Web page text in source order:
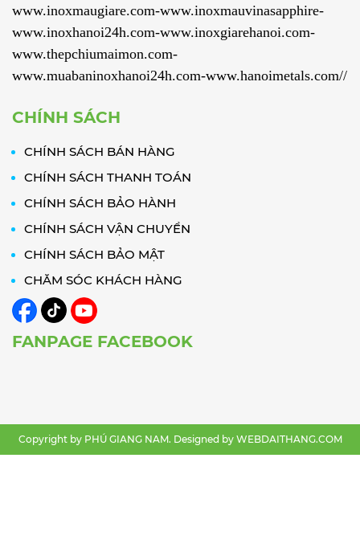
www.inoxmaugiare.com-www.inoxmauvinasapphire-
www.inoxhanoi24h.com-www.inoxgiarehanoi.com-
www.thepchiumaimon.com-
www.muabaninoxhanoi24h.com-www.hanoimetals.com//
CHÍNH SÁCH
CHÍNH SÁCH BÁN HÀNG
CHÍNH SÁCH THANH TOÁN
CHÍNH SÁCH BẢO HÀNH
CHÍNH SÁCH VẬN CHUYỂN
CHÍNH SÁCH BẢO MẬT
CHĂM SÓC KHÁCH HÀNG
FANPAGE FACEBOOK
Copyright by PHÚ GIANG NAM. Designed by WEBDAITHANG.COM